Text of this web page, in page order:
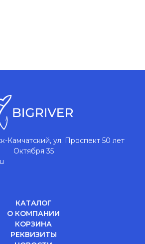
Камчатский, ул. Проспект 50 лет
Октября 35
КАТАЛОГ
О КОМПАНИИ
КОРЗИНА
РЕКВИЗИТЫ